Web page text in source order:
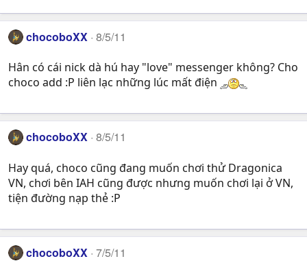
chocoboXX 8/5/11
Hân có cái nick dà hú hay "love" messenger không? Cho
choco add :P liên lạc những lúc mất điện
chocoboXX 8/5/11
Hay quá, choco cũng đang muốn chơi thử Dragonica
VN, chơi bên IAH cũng được nhưng muốn chơi lại ở VN,
tiện đường nạp thẻ :P
chocoboXX 7/5/11